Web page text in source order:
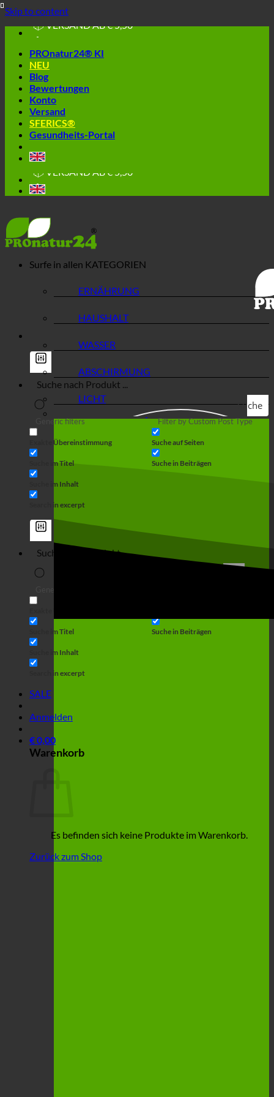
Skip to content
🔆 GESUND. NACHHALTIG.
📦 VERSAND AB € 5,50
🔖 KAUF AUF RECHNUNG
PROnatur24® KI
NEU
Blog
Bewertungen
Konto
Versand
SFERICS®
Gesundheits-Portal
🔆 GESUND. NACHHALTIG.
📦 VERSAND AB € 5,50
🔖 KAUF AUF RECHNUNG
Suche
Generic filters
Exakte Übereinstimmung
Suche im Titel
Suche im Inhalt
Search in excerpt
Filter by Custom Post Type
Suche auf Seiten
Suche in Beiträgen
Suche im Titel
Suche im Inhalt
Search in excerpt
Suche in Beiträgen
SALE
Anmelden
€0,00
Warenkorb
Es befinden sich keine Produkte im Warenkorb.
Zurück zum Shop
Surfe in allen KATEGORIEN
ERNÄHRUNG
HAUSHALT
WASSER
ABSCHIRMUNG
LICHT